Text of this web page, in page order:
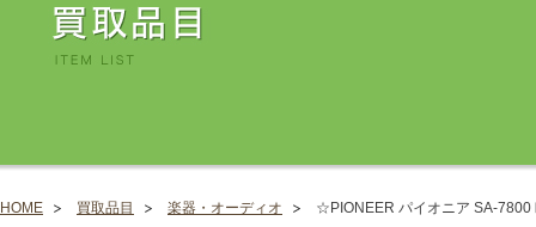
HOME 買取品目 楽器・オーディオ ☆PIONEER パイオニア SA-